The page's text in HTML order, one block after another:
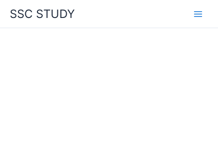
content
SSC STUDY